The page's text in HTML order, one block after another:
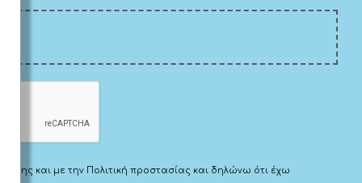
και με την Πολιτική προστασίας και δηλώνω ότι έχω